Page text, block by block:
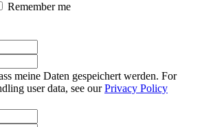
Remember me
meine Daten gespeichert werden. For
user data, see ourPrivacy Policy